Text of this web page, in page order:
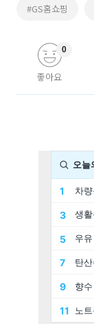
#GS홈쇼핑
좋아요
0